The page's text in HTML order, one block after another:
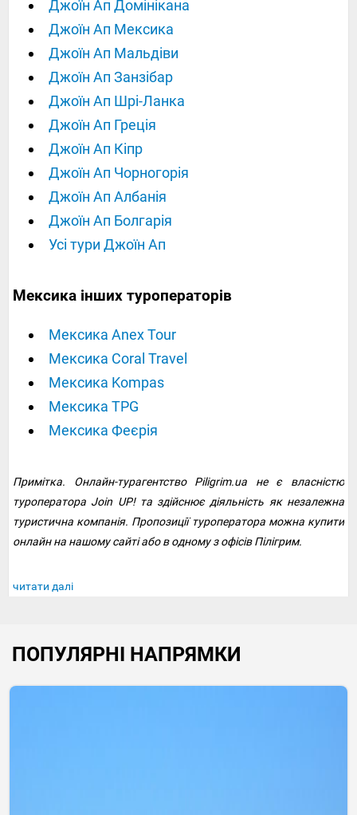
Джоїн Ап Домінікана
Джоїн Ап Мексика
Джоїн Ап Мальдіви
Джоїн Ап Занзібар
Джоїн Ап Шрі-Ланка
Джоїн Ап Греція
Джоїн Ап Кіпр
Джоїн Ап Чорногорія
Джоїн Ап Албанія
Джоїн Ап Болгарія
Усі тури Джоїн Ап
Мексика інших туроператорів
Мексика Anex Tour
Мексика Coral Travel
Мексика Kompas
Мексика TPG
Мексика Феєрія
Примітка. Онлайн-турагентство Piligrim.ua не є власністю
туроператора Join UP! та здійснює діяльність як незалежна
туристична компанія. Пропозиції туроператора можна купити
онлайн на нашому сайті або в одному з офісів Пілігрим.
читати далі
ПОПУЛЯРНІ НАПРЯМКИ